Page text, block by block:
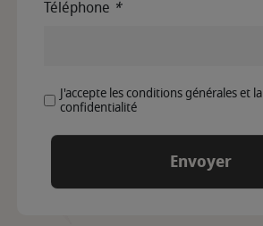
Téléphone *
J'accepte les conditions générales et
confidentialité